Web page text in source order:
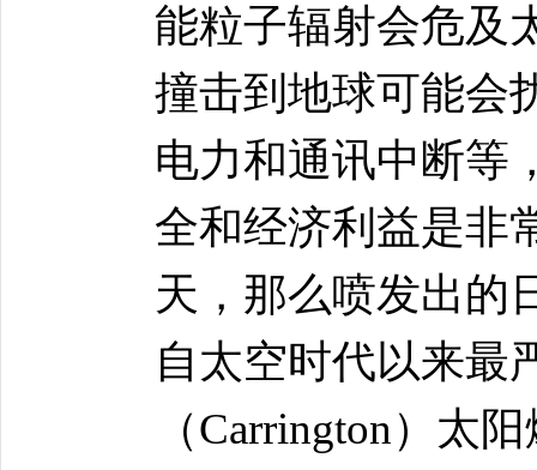
能粒子辐射会危及
撞击到地球可能会
电力和通讯中断等
全和经济利益是非
天，那么喷发出的
自太空时代以来最
（Carrington）太